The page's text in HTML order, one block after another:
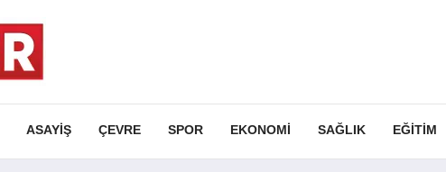
ASAYIŞ ÇEVRE SPOR EKONOMI SAĞLIK EĞITIM